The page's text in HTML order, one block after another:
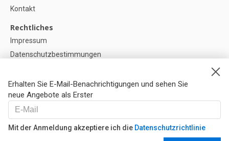
Erhalten Sie E-Mail-Benachrichtigungen und sehen Sie
neue Angebote als Erster
Mit der Anmeldung akzeptiere ich die Datenschutzrichtlinie
Kontakt
Rechtliches
Impressum
Datenschutzbestimmungen
Cookie-Einstellunge
Hilfe
FAQ
Unsere Partner